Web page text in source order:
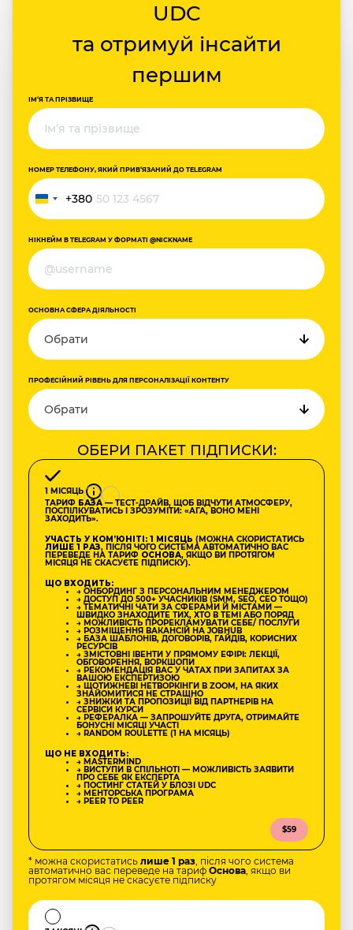
UDC
та отримуй інсайти
першим
ІМ‘Я ТА ПРІЗВИЩЕ
НОМЕР ТЕЛЕФОНУ, ЯКИЙ ПРИВ‘ЯЗАНИЙ ДО TELEGRAM
Україна
+380
+380
НІКНЕЙМ В TELEGRAM У ФОРМАТІ @NICKNAME
ОСНОВНА СФЕРА ДІЯЛЬНОСТІ
ПРОФЕСІЙНИЙ РІВЕНЬ ДЛЯ ПЕРСОНАЛІЗАЦІЇ КОНТЕНТУ
ОБЕРИ ПАКЕТ ПІДПИСКИ:
1 МІСЯЦЬ
ТАРИФ БАЗА— ТЕСТ-ДРАЙВ, ЩОБ ВІДЧУТИ АТМОСФЕРУ,
ПОСПІЛКУВАТИСЬ І ЗРОЗУМІТИ: «АГА, ВОНО МЕНІ
ЗАХОДИТЬ».
УЧАСТЬ У КОМʼЮНІТІ: 1 МІСЯЦЬ (МОЖНА СКОРИСТАТИСЬ
ЛИШЕ 1 РАЗ, ПІСЛЯ ЧОГО СИСТЕМА АВТОМАТИЧНО ВАС
ПЕРЕВЕДЕ НА ТАРИФ ОСНОВА, ЯКЩО ВИ ПРОТЯГОМ
МІСЯЦЯ НЕ СКАСУЄТЕ ПІДПИСКУ).
ЩО ВХОДИТЬ:
→ ОНБОРДИНГ З ПЕРСОНАЛЬНИМ МЕНЕДЖЕРОМ
→ ДОСТУП ДО 500+ УЧАСНИКІВ (SMM, SEO, CEO ТОЩО)
→ ТЕМАТИЧНІ ЧАТИ ЗА СФЕРАМИ Й МІСТАМИ —
ШВИДКО ЗНАХОДИТЕ ТИХ, ХТО В ТЕМІ АБО ПОРЯД
→ МОЖЛИВІСТЬ ПРОРЕКЛАМУВАТИ СЕБЕ/ ПОСЛУГИ
→ РОЗМІЩЕННЯ ВАКАНСІЙ НА JOBHUB
→ БАЗА ШАБЛОНІВ, ДОГОВОРІВ, ГАЙДІВ, КОРИСНИХ
РЕСУРСІВ
→ ЗМІСТОВНІ ІВЕНТИ У ПРЯМОМУ ЕФІРІ: ЛЕКЦІЇ,
ОБГОВОРЕННЯ, ВОРКШОПИ
→ РЕКОМЕНДАЦІЯ ВАС У ЧАТАХ ПРИ ЗАПИТАХ ЗА
ВАШОЮ ЕКСПЕРТИЗОЮ
→ ЩОТИЖНЕВІ НЕТВОРКІНГИ В ZOOM, НА ЯКИХ
ЗНАЙОМИТИСЯ НЕ СТРАШНО
→ ЗНИЖКИ ТА ПРОПОЗИЦІЇ ВІД ПАРТНЕРІВ НА
СЕРВІСИ КУРСИ
→ РЕФЕРАЛКА — ЗАПРОШУЙТЕ ДРУГА, ОТРИМАЙТЕ
БОНУСНІ МІСЯЦІ УЧАСТІ
→ RANDOM ROULETTE (1 НА МІСЯЦЬ)
ЩО НЕ ВХОДИТЬ:
→ MASTERMIND
→ ВИСТУПИ В СПІЛЬНОТІ — МОЖЛИВІСТЬ ЗАЯВИТИ
ПРО СЕБЕ ЯК ЕКСПЕРТА
→ ПОСТИНГ СТАТЕЙ У БЛОЗІ UDC
→ МЕНТОРСЬКА ПРОГРАМА
→ PEER TO PEER
$59
* можна скористатись лише 1 раз, після чого система
автоматично вас переведе на тариф Основа, якщо ви
протягом місяця не скасуєте підписку